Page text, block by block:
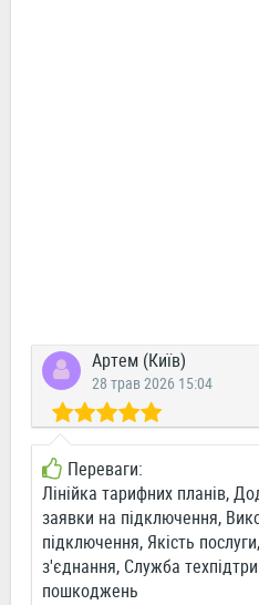
Артем (Київ)
28 трав 2026 15:04
Переваги:
Лінійка тарифних планів,
заявки на підключення,
підключення, Якість
з'єднання, Служба
пошкоджень